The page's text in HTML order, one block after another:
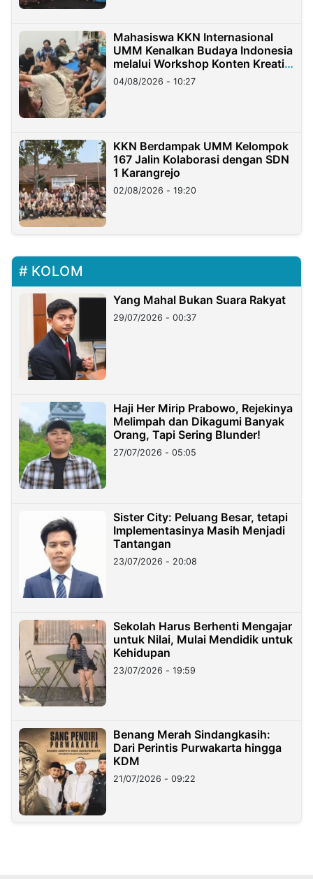
Mahasiswa KKN Internasional
UMM Kenalkan Budaya Indonesia
melalui Workshop Konten Kreatif
di Taiwan
04/08/2026 - 10:27
KKN Berdampak UMM Kelompok
167 Jalin Kolaborasi dengan SDN
1 Karangrejo
02/08/2026 - 19:20
KOLOM
Yang Mahal Bukan Suara Rakyat
29/07/2026 - 00:37
Haji Her Mirip Prabowo, Rejekinya
Melimpah dan Dikagumi Banyak
Orang, Tapi Sering Blunder!
27/07/2026 - 05:05
Sister City: Peluang Besar, tetapi
Implementasinya Masih Menjadi
Tantangan
23/07/2026 - 20:08
Sekolah Harus Berhenti Mengajar
untuk Nilai, Mulai Mendidik untuk
Kehidupan
23/07/2026 - 19:59
Benang Merah Sindangkasih:
Dari Perintis Purwakarta hingga
KDM
21/07/2026 - 09:22